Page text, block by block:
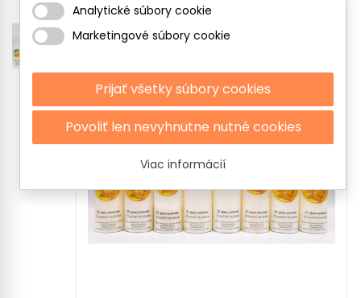
Analytické súbory cookie
Marketingové súbory cookie
Prijať všetky súbory cookies
Povoliť len nevyhnutne nutné cookies
Viac informácií